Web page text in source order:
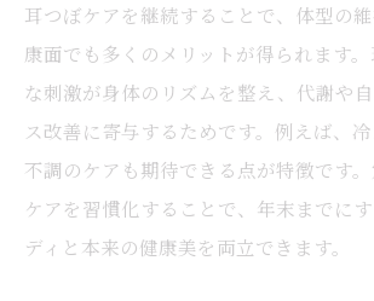
耳つぼケアを継続することで、体型の
康面でも多くのメリットが得られます
な刺激が身体のリズムを整え、代謝や
ス改善に寄与するためです。例えば、
不調のケアも期待できる点が特徴です
ケアを習慣化することで、年末までに
ディと本来の健康美を両立できます。